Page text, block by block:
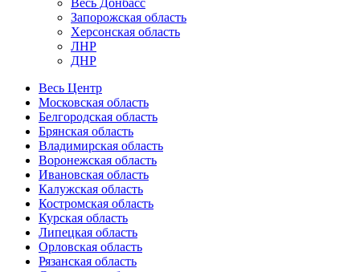
Весь Донбасс
Запорожская область
Херсонская область
ЛНР
ДНР
Весь Центр
Московская область
Белгородская область
Брянская область
Владимирская область
Воронежская область
Ивановская область
Калужская область
Костромская область
Курская область
Липецкая область
Орловская область
Рязанская область